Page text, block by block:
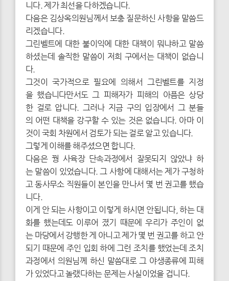
니다. 제가 최선을 다하겠습니다.
다음은 김상옥의원님께서 보충 질문하신 사항을 말씀드
리겠습니다.
그린벨트에 대한 불이익에 대한 대책이 뭐냐하고 말씀
하셨는데 솔직한 말씀이 저희 구에서는 대책이 없습니
다.
그것이 국가적으로 필요에 의해서 그린벨트를 지정
을 했습니다만서도 그 피해자가 피해의 아픔은 상당
한 걸로 압니다. 그러나 지금 구의 입장에서 그 분들
의 어떤 대책을 강구할 수 있는 것은 없습니다. 아마 이
것이 국회 차원에서 검토가 되는 걸로 알고 있습니다.
그렇게 이해를 해주셨으면 합니다.
다음은 꿩 사육장 단속과정에서 잘못되지 않았냐 하
는 말씀이 있었습니다. 그 사항에 대해서는 제가 구청하
고 동사무소 직원들이 본인을 만나서 몇 번 권고를 했습
니다.
이게 안 되는 사항이고 이렇게 하시면 안됩니다, 하는 대
화를 했는데도 이루어 졌기 때문에 우리가 주인이 없
는 마당에서 강행한 게 아니고 제가 몇 번 권고를 하고 안
되기 때문에 주인 입회 하에 그런 조치를 했었는데 조치
과정에서 의원님께 하신 말씀대로 그 야생종류에 피해
가 있었다고 놀랬다하는 문제는 사실이었을 겁니다.